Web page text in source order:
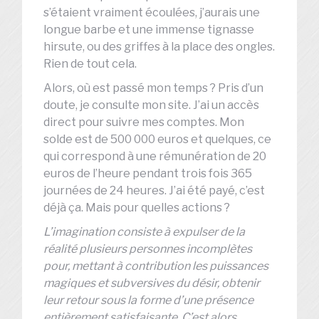
s’étaient vraiment écoulées, j’aurais une
longue barbe et une immense tignasse
hirsute, ou des griffes à la place des ongles.
Rien de tout cela.
Alors, où est passé mon temps ? Pris d’un
doute, je consulte mon site. J’ai un accès
direct pour suivre mes comptes. Mon
solde est de 500 000 euros et quelques, ce
qui correspond à une rémunération de 20
euros de l’heure pendant trois fois 365
journées de 24 heures. J’ai été payé, c’est
déjà ça. Mais pour quelles actions ?
L’imagination consiste à expulser de la
réalité plusieurs personnes incomplètes
pour, mettant à contribution les puissances
magiques et subversives du désir, obtenir
leur retour sous la forme d’une présence